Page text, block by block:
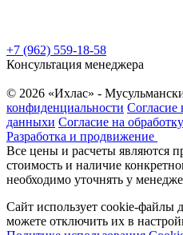
+7 (962) 559-18-58
Консультация менеджера
© 2026 «Ихлас» -
конфиденциальности Согласие
данныхи Согласие на
Разработка и продвижение
Все цены и расчеты являются
стоимость и наличие
необходимо уточнять у
Сайт использует cookie-файлы
можете отключить их в